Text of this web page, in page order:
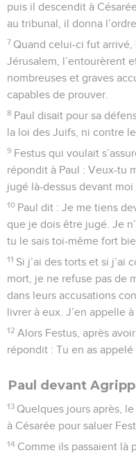
puis il descendit à
au tribunal, il donna l’ordre
7 Quand celui-ci fut
Jérusalem, l’entourèrent
nombreuses et graves
capables de prouver.
8 Paul disait pour sa
la loi des Juifs, ni contre
9 Festus qui voulait
répondit à Paul : Veux-tu
jugé là-dessus devant moi
10 Paul dit : Je me tiens
que je dois être jugé. Je
tu le sais toi-même fort
11 Si j’ai des torts et si j’ai
mort, je ne refuse pas de
dans leurs accusations
livrer à eux. J’en appelle à
12 Alors Festus, après
répondit : Tu en as appelé
Paul devant
13 Quelques jours après,
à Césarée pour saluer
14 Comme ils passaient là